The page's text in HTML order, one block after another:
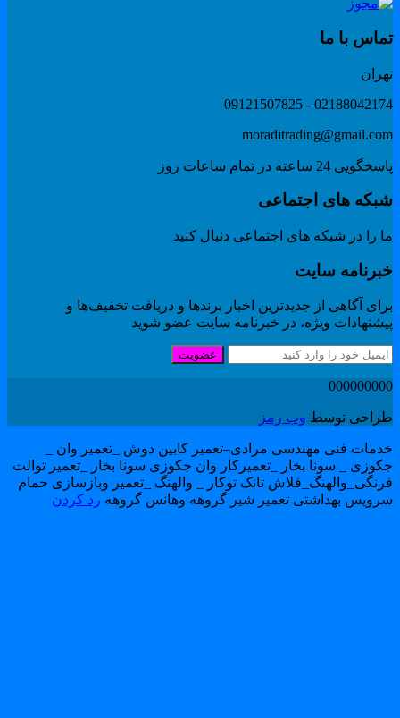
با ما
02188042174 -
24 ساعته در تمام ساعات روز
های اجتماعی
را در شبکه های اجتماعی دنبال کنید
سایت
آگاهی از جدیدترین اخبار برندها و دریافت تخفیف‌ها و
ویژه، در خبرنامه سایت عضو شوید
عضویت
توسطوب رمز
فنی مهندسی مرادی–تعمیر کابین دوش _تعمیر وان _
_ سونا بخار _تعمیرکار وان جکوزی سونا بخار _تعمیر توالت
تانک توکار _ والهنگ _تعمیر وبازسازی حمام
بهداشتی تعمیر شیر گروهه وهانس گروههرد کردن